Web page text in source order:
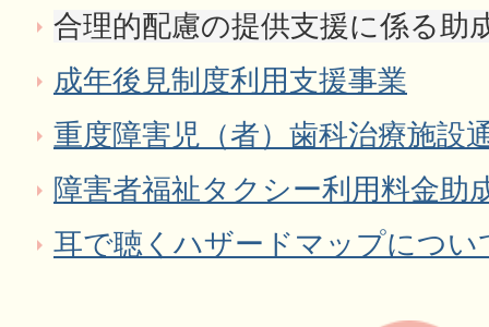
合理的配慮の提供支援に係る助
成年後見制度利用支援事業
重度障害児（者）歯科治療施設
障害者福祉タクシー利用料金助
耳で聴くハザードマップについ